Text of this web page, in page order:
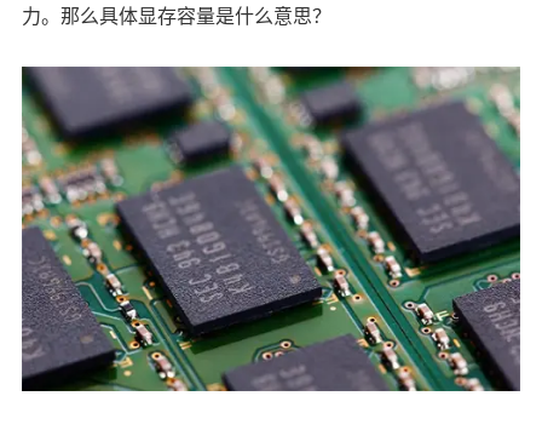
力。那么具体显存容量是什么意思？